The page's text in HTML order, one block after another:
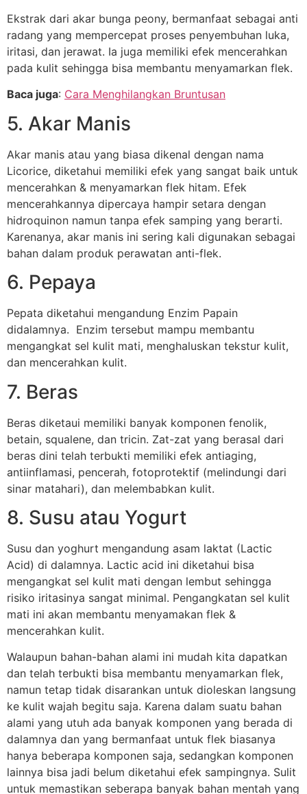
Ekstrak dari akar bunga peony, bermanfaat sebagai anti
radang yang mempercepat proses penyembuhan luka,
iritasi, dan jerawat. Ia juga memiliki efek mencerahkan
pada kulit sehingga bisa membantu menyamarkan flek.
Baca juga: Cara Menghilangkan Bruntusan
5. Akar Manis
Akar manis atau yang biasa dikenal dengan nama
Licorice, diketahui memiliki efek yang sangat baik untuk
mencerahkan & menyamarkan flek hitam. Efek
mencerahkannya dipercaya hampir setara dengan
hidroquinon namun tanpa efek samping yang berarti.
Karenanya, akar manis ini sering kali digunakan sebagai
bahan dalam produk perawatan anti-flek.
6. Pepaya
Pepata diketahui mengandung Enzim Papain
didalamnya. Enzim tersebut mampu membantu
mengangkat sel kulit mati, menghaluskan tekstur kulit,
dan mencerahkan kulit.
7. Beras
Beras diketaui memiliki banyak komponen fenolik,
betain, squalene, dan tricin. Zat-zat yang berasal dari
beras dini telah terbukti memiliki efek antiaging,
antiinflamasi, pencerah, fotoprotektif (melindungi dari
sinar matahari), dan melembabkan kulit.
8. Susu atau Yogurt
Susu dan yoghurt mengandung asam laktat (Lactic
Acid) di dalamnya. Lactic acid ini diketahui bisa
mengangkat sel kulit mati dengan lembut sehingga
risiko iritasinya sangat minimal. Pengangkatan sel kulit
mati ini akan membantu menyamakan flek &
mencerahkan kulit.
Walaupun bahan-bahan alami ini mudah kita dapatkan
dan telah terbukti bisa membantu menyamarkan flek,
namun tetap tidak disarankan untuk dioleskan langsung
ke kulit wajah begitu saja. Karena dalam suatu bahan
alami yang utuh ada banyak komponen yang berada di
dalamnya dan yang bermanfaat untuk flek biasanya
hanya beberapa komponen saja, sedangkan komponen
lainnya bisa jadi belum diketahui efek sampingnya. Sulit
untuk memastikan seberapa banyak bahan mentah yang